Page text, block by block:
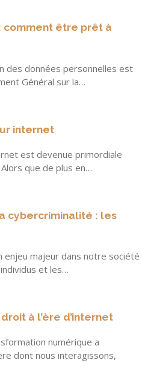
comment être prêt à
des données personnelles est
Général sur la…
internet
est devenue primordiale
que de plus en…
cybercriminalité : les
enjeu majeur dans notre société
et les…
à l’ère d’internet
numérique a
dont nous interagissons,